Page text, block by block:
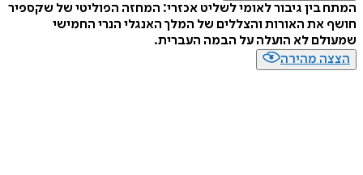
המתח בין גיבור לאומי לשליט אכזרי: המחזה הפוליטי של שקספיר
חושף את האורות והצללים של המלך האנגלי הנרי החמישי
שמעולם לא הועלה על הבמה העברית.
הצצה מהירה